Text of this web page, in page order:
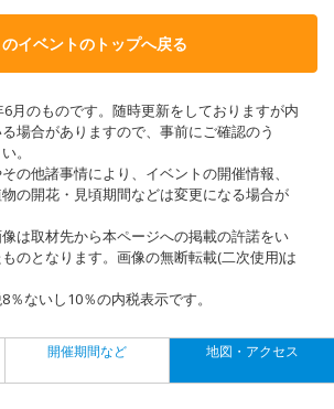
イベントのトップへ戻る
月のものです。随時更新をしておりますが内
場合がありますので、事前にご確認のう
。
の他諸事情により、イベントの開催情報、
の開花・見頃期間などは変更になる場合が
は取材先から本ページへの掲載の許諾をい
のとなります。画像の無断転載(二次使用)は
ないし10％の内税表示です。
開催期間など 地図・アクセス